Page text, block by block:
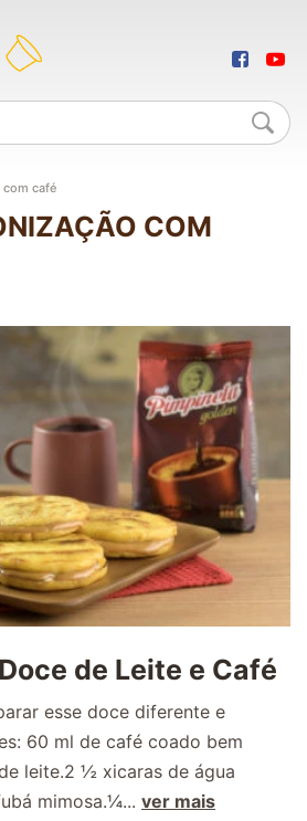
café
COM
de Leite e Café
esse doce diferente e
60 ml de café coado bem
leite.2 ½ xicaras de água
mimosa.¼... ver mais